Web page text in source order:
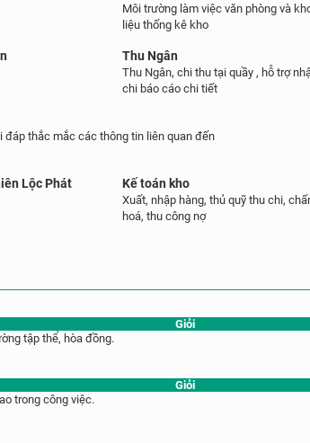
Môi trường làm việc văn phòng và
liệu thống kê kho
Thu Ngân
Thu Ngân, chi thu tại quầy , hỗ trợ
chi báo cáo chi tiết
đáp thắc mắc các thông tin liên quan đến
Lộc Phát Kế toán kho
Xuất, nhập hàng, thủ quỹ thu chi,
hoá, thu công nợ
Giỏi
tập thể, hòa đồng.
Giỏi
trong công việc.